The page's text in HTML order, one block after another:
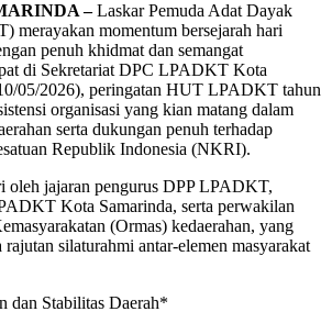
–Laskar Pemuda Adat Dayak
merayakan momentum bersejarah hari
penuh khidmat dan semangat
di Sekretariat DPC LPADKT Kota
05/2026), peringatan HUT LPADKT tahun
organisasi yang kian matang dalam
serta dukungan penuh terhadap
Republik Indonesia (NKRI).
oleh jajaran pengurus DPP LPADKT,
Kota Samarinda, serta perwakilan
(Ormas) kedaerahan, yang
silaturahmi antar-elemen masyarakat
dan Stabilitas Daerah*